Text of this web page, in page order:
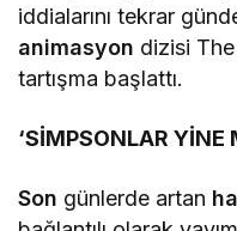
iddialarını tekrar
animasyon dizisi
tartışma başlattı.
‘SİMPSONLAR YİNE
Son günlerde artan